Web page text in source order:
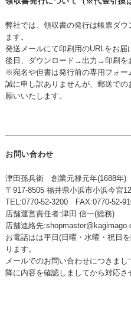
弊社では、領収書の発行は帳票ダ
ます。
発送メールにて印刷用のURLをお届
後日、ダウンロード→出力→印刷を
※宛名や但書は発行前の専用フォー
誠に申し訳ありませんが、郵送で
願いいたします。
お問い合わせ
津田孫兵衛 創業元禄元年(1688年)
〒917-8505 福井県小浜市小浜今宮12
TEL:0770-52-3200 FAX:0770-52-
店舗運営責任者:津田 信一(総務)
店舗連絡先:
お電話はは平日(日曜・水曜・祝日
ります。
メールでのお問い合わせにつきま
降に内容を確認しましてから対応さ